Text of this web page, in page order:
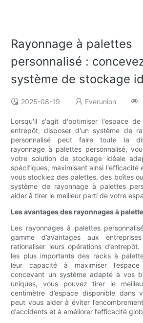
Rayonnage à palettes
personnalisé :
système de stockage
2025-08-19 Everunion
Lorsqu'il s'agit d'optimiser l'espace
entrepôt, disposer d'un système de
personnalisé peut faire toute la
rayonnage à palettes personnalisé,
votre solution de stockage idéale
spécifiques, maximisant ainsi l'efficacité
vous stockiez des palettes, des boîtes
système de rayonnage à palettes
aider à tirer le meilleur parti de votre
Les avantages des rayonnages à
Les rayonnages à palettes
gamme d’avantages aux
rationaliser leurs opérations d’entrepôt.
les plus importants des racks à
leur capacité à maximiser
concevant un système adapté à vos
uniques, vous pouvez tirer le
centimètre d’espace disponible dans
peut vous aider à éviter
d’accidents et à améliorer l’efficacité